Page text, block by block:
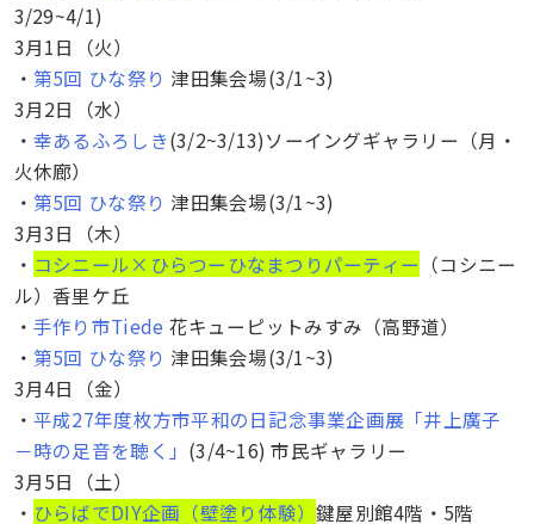
3/29~4/1)
3月1日（火）
・ 第5回 ひな祭り 津田集会場(3/1~3)
3月2日（水）
・ 幸あるふろしき(3/2~3/13)ソーイングギャラリー（月・
火休廊）
・ 第5回 ひな祭り 津田集会場(3/1~3)
3月3日（木）
・ コシニール×ひらつーひなまつりパーティー （コシニー
ル）香里ケ丘
・ 手作り市Tiede 花キューピットみすみ（高野道）
・ 第5回 ひな祭り 津田集会場(3/1~3)
3月4日（金）
・ 平成27年度枚方市平和の日記念事業企画展「井上廣子
－時の足音を聴く」 (3/4~16) 市民ギャラリー
3月5日（土）
・ ひらばでDIY企画（壁塗り体験）鍵屋別館4階・5階